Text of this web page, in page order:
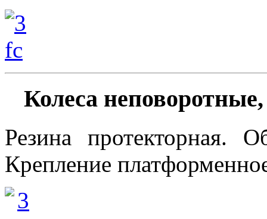
Колеса неповоротные
Резина протекторная.
Крепление